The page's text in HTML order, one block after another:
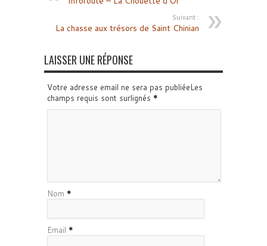
Suivant :
La chasse aux trésors de Saint Chinian
LAISSER UNE RÉPONSE
Votre adresse email ne sera pas publiéeLes
champs requis sont surlignés *
Nom *
Email *